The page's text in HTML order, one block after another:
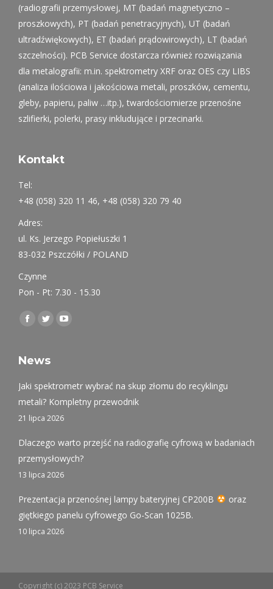
(radiografii przemysłowej, MT (badań magnetyczno –
proszkowych), PT (badań penetracyjnych), UT (badań
ultradźwiękowych), ET (badań prądowirowych), LT (badań
szczelności). PCB Service dostarcza również rozwiązania
dla metalografii: m.in. spektrometry XRF oraz OES czy LIBS
(analiza ilościowa i jakościowa metali, proszków, cementu,
gleby, papieru, paliw …itp.), twardościomierze przenośne
szlifierki, polerki, prasy inkludujące i przecinarki.
Kontakt
Tel:
+48 (058) 320 11 46, +48 (058) 320 79 40
Adres:
ul. Ks. Jerzego Popiełuszki 1
83-032 Pszczółki / POLAND
Czynne
Pon - Pt: 7.30 - 15.30
Find us on:
Facebook
opens
new
window
Twitter
opens
new
window
YouTube
new
window
News
Jaki spektrometr wybrać na skup złomu do recyklingu
metali? Kompletny przewodnik
21 lipca 2026
Dlaczego warto przejść na radiografię cyfrową w badaniach
przemysłowych?
13 lipca 2026
Prezentacja przenośnej lampy bateryjnej CP200B
oraz
giętkiego panelu cyfrowego Go-Scan 1025B.
10 lipca 2026
Copyright (c) 2023 PCB Service